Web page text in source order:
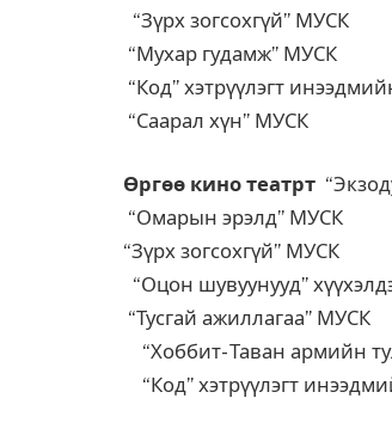
“Зүрх зогсохгүй” МУСК
“Мухар гудамж” МУСК
“Код” хэтрүүлэгт
“Саарал хүн”
Өргөө кино театрт
“Омарын эрэлд” МУСК
“Зүрх зогсохгүй” МУСК
“Оцон шувуунууд”
“Тусгай ажиллагаа” МУСК
“Хоббит- Таван армийн
“Код” хэтрүүлэгт